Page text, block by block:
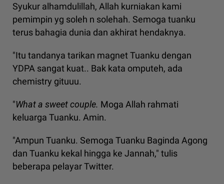
Syukur alhamdulillah, Allah kurniakan kami
pemimpin yg soleh n solehah. Semoga tuanku
terus bahagia dunia dan akhirat hendaknya.
"Itu tandanya tarikan magnet Tuanku dengan
YDPA sangat kuat.. Bak kata omputeh, ada
chemistry gituuu.
"What a sweet couple. Moga Allah rahmati
keluarga Tuanku. Amin.
"Ampun Tuanku. Semoga Tuanku Baginda Agong
dan Tuanku kekal hingga ke Jannah," tulis
beberapa pelayar Twitter.